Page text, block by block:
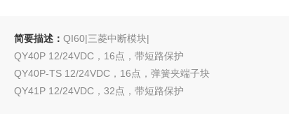
简要描述： QI60|三菱中断模块|
QY40P 12/24VDC，16点，带短路保护
QY40P-TS 12/24VDC，16点，弹簧夹端子块
QY41P 12/24VDC，32点，带短路保护